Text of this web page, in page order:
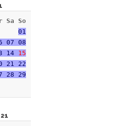
Sa So
01
07 08
14 15
21 22
28 29